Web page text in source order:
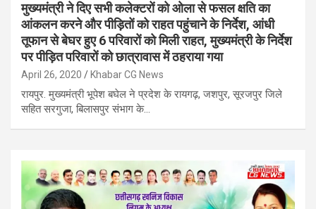
मुख्यमंत्री ने दिए सभी कलेक्टरों को ओला से फसल क्षति का
आंकलन करने और पीड़ितों को राहत पहुंचाने के निर्देश, आंधी
तूफान से बेघर हुए 6 परिवारों को मिली राहत, मुख्यमंत्री के निर्देश
पर पीड़ित परिवारों को छात्रावास में ठहराया गया
April 26, 2020 Khabar CG News
रायपुर. मुख्यमंत्री भूपेश बघेल ने प्रदेश के रायगढ़, जशपुर, सूरजपुर जिले
सहित सरगुजा, बिलासपुर संभाग के…